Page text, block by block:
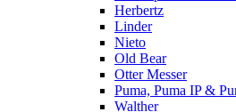
Herbertz
Linder
Nieto
Old Bear
Otter Messer
Puma, Puma IP &
Walther